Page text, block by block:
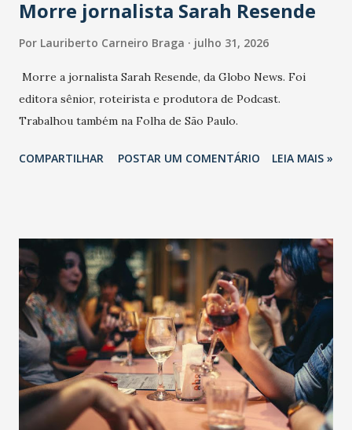
Morre jornalista Sarah Resende
Por Lauriberto Carneiro Braga julho 31, 2026
Morre a jornalista Sarah Resende, da Globo News. Foi
editora sênior, roteirista e produtora de Podcast.
Trabalhou também na Folha de São Paulo.
COMPARTILHAR POSTAR UM COMENTÁRIO LEIA MAIS »